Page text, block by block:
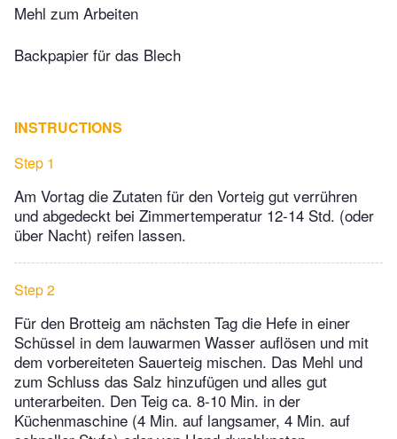
Mehl zum Arbeiten
Backpapier für das Blech
INSTRUCTIONS
Step 1
Am Vortag die Zutaten für den Vorteig gut verrühren
und abgedeckt bei Zimmertemperatur 12-14 Std. (oder
über Nacht) reifen lassen.
Step 2
Für den Brotteig am nächsten Tag die Hefe in einer
Schüssel in dem lauwarmen Wasser auflösen und mit
dem vorbereiteten Sauerteig mischen. Das Mehl und
zum Schluss das Salz hinzufügen und alles gut
unterarbeiten. Den Teig ca. 8-10 Min. in der
Küchenmaschine (4 Min. auf langsamer, 4 Min. auf